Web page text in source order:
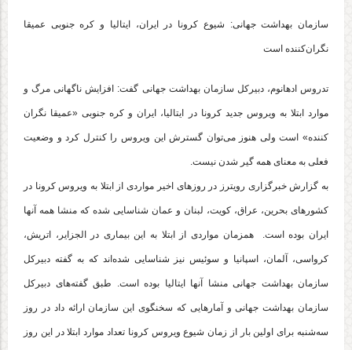
سازمان بهداشت جهانی: شیوع کرونا در ایران، ایتالیا و کره جنوبی عمیقا
نگران‌کننده است
تدروس ادهانوم، دبیرکل سازمان بهداشت جهانی گفت: افزایش ناگهانی مرگ و
موارد ابتلا به ویروس جدید کرونا در ایتالیا، ایران و کره جنوبی «عمیقا نگران
کننده» است ولی هنوز می‌توان گسترش این ویروس را کنترل کرد و وضعیت
فعلی به معنای همه گیر شدن نیست.
به گزارش خبرگزاری رویترز در روزهای اخیر مواردی از ابتلا به ویروس کرونا در
کشورهای بحرین، عراق، کویت، لبنان و عمان شناسایی شده که منشا همه آنها
ایران بوده است. همزمان مواردی از ابتلا به این بیماری در الجزایر، اتریش،
کرواسی، آلمان، اسپانیا و سوئیس نیز شناسایی شده‌اند که به گفته دبیرکل
سازمان بهداشت جهانی منشا آنها ایتالیا بوده است. طبق گفته‌های دبیرکل
سازمان بهداشت جهانی و آمارهایی که سخنگوی این سازمان ارائه داد در روز
سه‌شنبه برای اولین بار از زمان شیوع ویروس کرونا تعداد موارد ابتلا در این روز